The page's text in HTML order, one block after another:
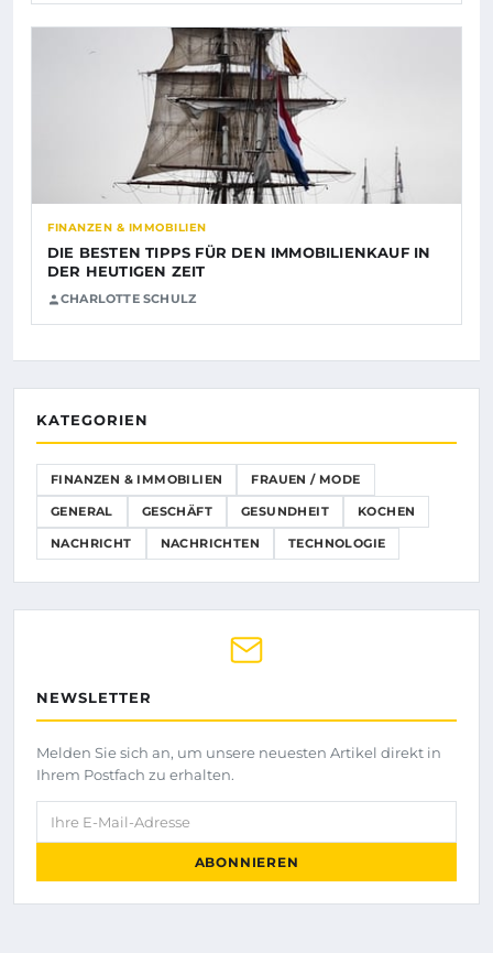
FINANZEN & IMMOBILIEN
DIE BESTEN TIPPS FÜR DEN IMMOBILIENKAUF IN
DER HEUTIGEN ZEIT
CHARLOTTE SCHULZ
KATEGORIEN
FINANZEN & IMMOBILIEN FRAUEN / MODE
GENERAL GESCHÄFT GESUNDHEIT KOCHEN
NACHRICHT NACHRICHTEN TECHNOLOGIE
NEWSLETTER
Melden Sie sich an, um unsere neuesten Artikel direkt in
Ihrem Postfach zu erhalten.
Ihre E-Mail-Adresse
ABONNIEREN